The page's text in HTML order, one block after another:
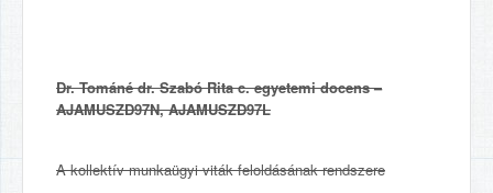
Dr. Tománé dr. Szabó Rita c. egyetemi docens –
AJAMUSZD97N, AJAMUSZD97L
A kollektív munkaügyi viták feloldásának rendszere